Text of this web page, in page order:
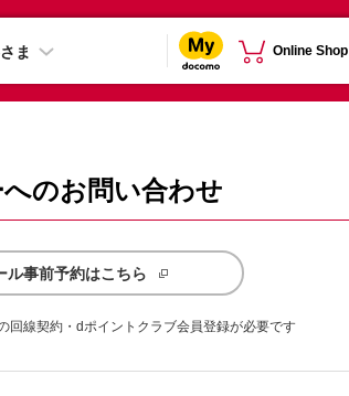
ま Online Shop
のお問い合わせ
ル事前予約はこちら
回線契約・dポイントクラブ会員登録が必要です